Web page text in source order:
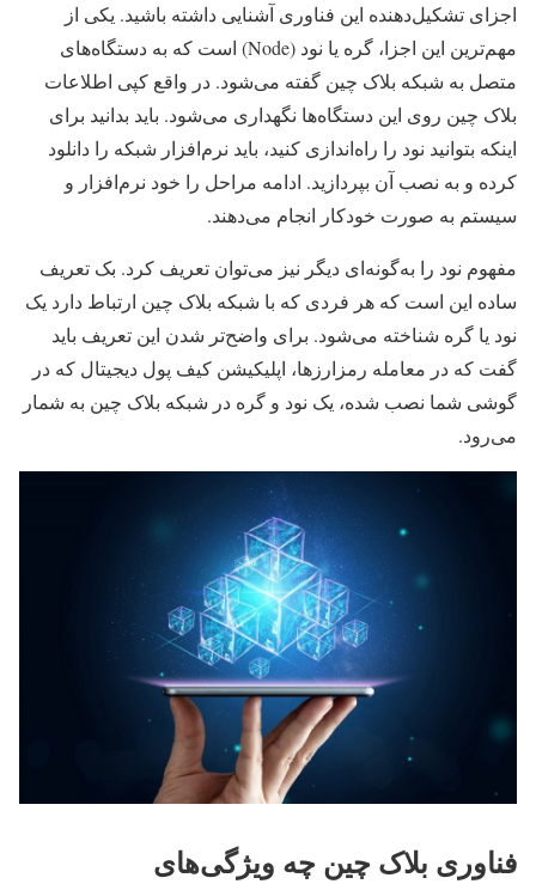
اجزای تشکیل‌دهنده این فناوری آشنایی داشته باشید. یکی از
مهم‌ترین این اجزا، گره یا نود (Node) است که به دستگاه‌های
متصل به شبکه بلاک چین گفته می‌شود. در واقع کپی اطلاعات
بلاک چین روی این دستگاه‌ها نگهداری می‌شود. باید بدانید برای
اینکه بتوانید نود را راه‌اندازی کنید، باید نرم‌افزار شبکه را دانلود
کرده و به نصب آن بپردازید. ادامه مراحل را خود نرم‌افزار و
سیستم به صورت خودکار انجام می‌دهند.
مفهوم نود را به‌گونه‌ای دیگر نیز می‌توان تعریف کرد. بک تعریف
ساده این است که هر فردی که با شبکه بلاک چین ارتباط دارد یک
نود یا گره شناخته می‌شود. برای واضح‌تر شدن این تعریف باید
گفت که در معامله رمزارزها، اپلیکیشن کیف پول دیجیتال که در
گوشی شما نصب شده، یک نود و گره در شبکه بلاک چین به شمار
می‌رود.
فناوری بلاک چین چه ویژگی‌های